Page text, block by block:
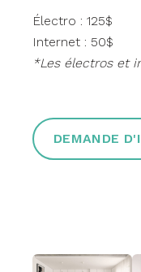
Électro : 125$
Internet : 50$
*Les électros et
DEMANDE